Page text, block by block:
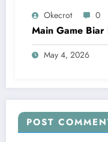
Okecrot 0
Main Game
May 4, 2026
POST